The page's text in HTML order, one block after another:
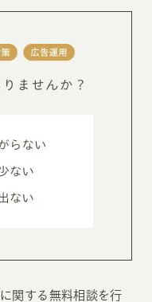
関する無料相談を行